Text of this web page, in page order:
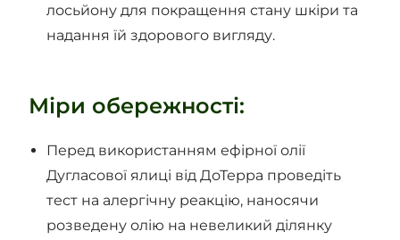
лосьйону для покращення стану шкіри та
надання їй здорового вигляду.
Міри обережності:
Перед використанням ефірної олії
Дугласової ялиці від ДоТерра проведіть
тест на алергічну реакцію, наносячи
розведену олію на невеликий ділянку